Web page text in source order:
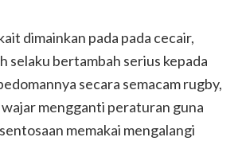
dimainkan pada pada cecair,
selaku bertambah serius kepada
secara semacam rugby,
mengganti peraturan guna
memakai mengalangi